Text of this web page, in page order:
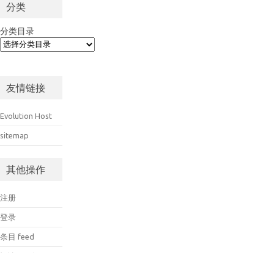
分类
分类目录
友情链接
Evolution Host
sitemap
其他操作
注册
登录
条目 feed